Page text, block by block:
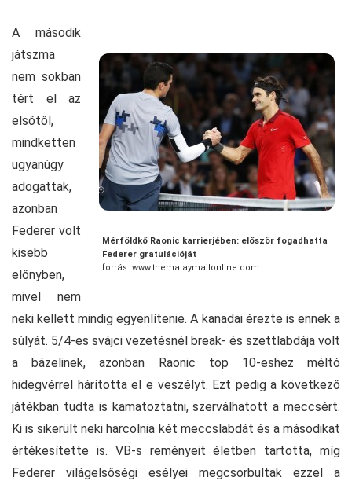
Mérföldkő Raonic karrierjében: először fogadhatta
Federer gratulációját
forrás: www.themalaymailonline.com
A második
játszma
nem sokban
tért el az
elsőtől,
mindketten
ugyanúgy
adogattak,
azonban
Federer volt
kisebb
előnyben,
mivel nem
neki kellett mindig egyenlítenie. A kanadai érezte is ennek a
súlyát. 5/4-es svájci vezetésnél break- és szettlabdája volt
a bázelinek, azonban Raonic top 10-eshez méltó
hidegvérrel hárította el e veszélyt. Ezt pedig a következő
játékban tudta is kamatoztatni, szerválhatott a meccsért.
Ki is sikerült neki harcolnia két meccslabdát és a másodikat
értékesítette is. VB-s reményeit életben tartotta, míg
Federer világelsőségi esélyei megcsorbultak ezzel a